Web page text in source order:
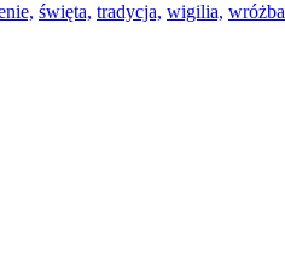
święta, tradycja, wigilia, wróżba